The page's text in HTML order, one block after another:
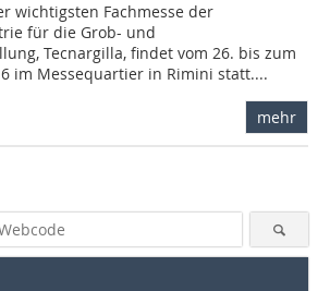
wichtigsten Fachmesse der
für die Grob- und
Tecnargilla, findet vom 26. bis zum
im Messequartier in Rimini statt....
mehr